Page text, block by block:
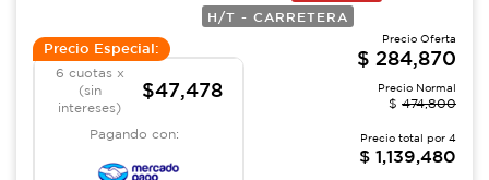
H/T - CARRETERA
Precio Especial:
6 cuotas x
(sin
intereses)
$47,478
Pagando con:
Precio Oferta
$ 284,870
Precio Normal
$ 474,800
Precio total por 4
$ 1,139,480